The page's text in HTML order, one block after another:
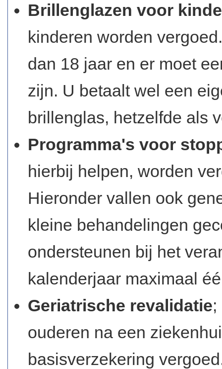
Brillenglazen voor
kinderen worden
dan 18 jaar en er moet
zijn. U betaalt wel een
brillenglas, hetzelfde als
Programma's voor
hierbij helpen, worden
Hieronder vallen ook
kleine behandelingen
ondersteunen bij het
kalenderjaar maximaal
Geriatrische revalidatie
ouderen na een
basisverzekering